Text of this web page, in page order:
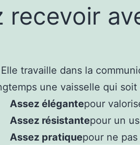
recevoir
travaille dans la
une vaisselle qui soit
Assez élégantepour
Assez résistantepour un
Assez pratiquepour ne